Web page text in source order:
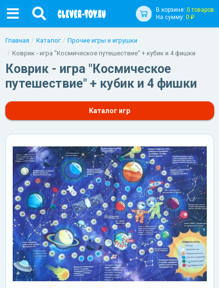
В корзине: 0 товаров
На сумму: 0 ₽
Главная Каталог
Прочие игры и игрушки
Коврик - игра "Космическое путешествие" + кубик и 4 фишки
Коврик - игра "Космическое
путешествие" + кубик и 4 фишки
Каталог игр